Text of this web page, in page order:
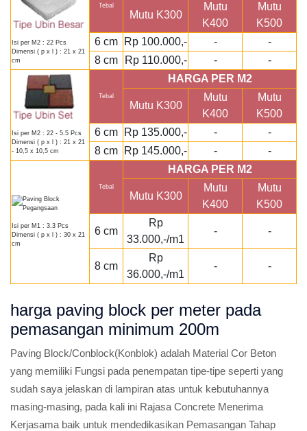
Isi per M2 : 22 Pcs
Dimensi ( p x l ) : 21 x 21
cm
Tebal
Mutu K300
Mutu
K400
Mutu
K500
6 cm
Rp 100.000,- -
-
8 cm
Rp 110.000,- - -
Isi per M2 : 22 - 5.5 Pcs
Dimensi ( p x l ) : 21 x 21
- 10,5 x 10,5 cm
Tebal
HARGA PER M2
Mutu K300
Mutu
K400
Mutu
K500
6 cm
Rp 135.000,- -
-
8 cm
Rp 145.000,- - -
Isi per M1 : 3.3 Pcs
Dimensi ( p x l ) : 30 x 21
cm
Tebal
HARGA PER M2
Mutu K300
Mutu
K400
Mutu
K500
6 cm
Rp
33.000,-/m1
- -
8 cm
Rp
36.000,-/m1
- -
harga paving block per meter pada
pemasangan minimum 200m
Paving Block/Conblock(Konblok) adalah Material Cor Beton
yang memiliki Fungsi pada penempatan tipe-tipe seperti yang
sudah saya jelaskan di lampiran atas untuk kebutuhannya
masing-masing, pada kali ini Rajasa Concrete Menerima
Kerjasama baik untuk mendedikasikan Pemasangan Tahap